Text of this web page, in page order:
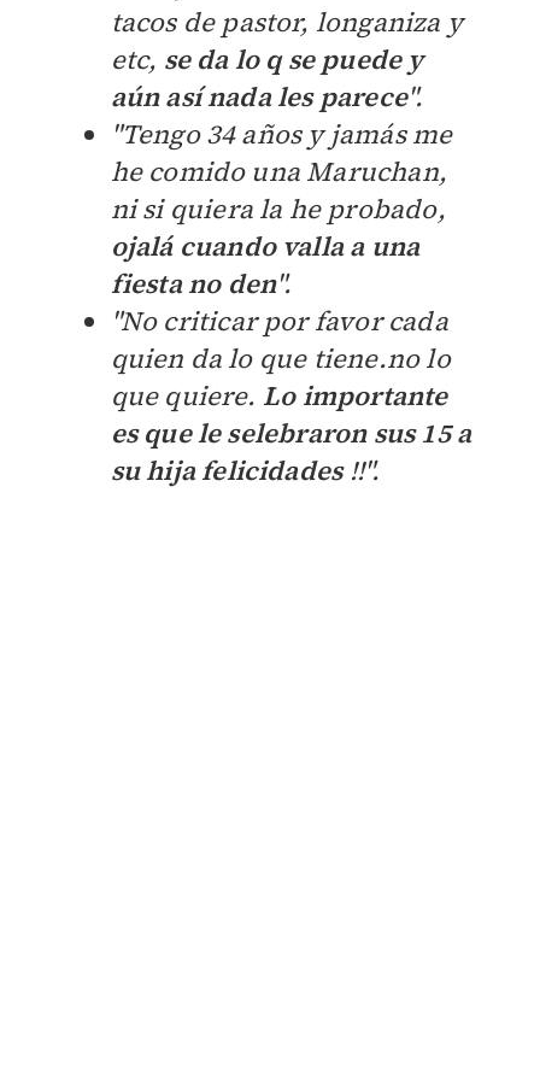
tacos de pastor, longaniza y
etc, se da lo q se puede y
aún así nada les parece".
"Tengo 34 años y jamás me
he comido una Maruchan,
ni si quiera la he probado,
ojalá cuando valla a una
fiesta no den".
"No criticar por favor cada
quien da lo que tiene.no lo
que quiere. Lo importante
es que le selebraron sus 15 a
su hija felicidades !!".